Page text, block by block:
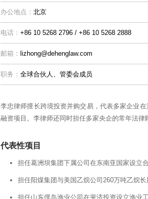
办公地点： 北京
电话： +86 10 5268 2796 / +86 10 5268 2888
邮箱： lizhong@dehenglaw.com
职务： 全球合伙人、管委会成员
李忠律师擅长跨境投资并购交易，代表多家企业
融资项目。李律师还同时担任多家央企的常年法律
代表性项目
担任葛洲坝集团下属公司在东南亚国家设立
担任阳煤集团与美国乙烷公司260万吨乙烷
担任山东俚岛渔业公司在斐济投资设立渔业